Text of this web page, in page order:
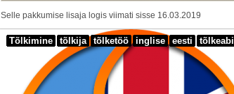
Selle pakkumise lisaja logis viimati sisse 16.03.2019
Tõlkimine tõlkija tõlketöö inglise eesti tõlkeabi